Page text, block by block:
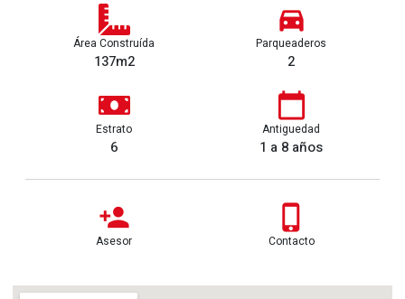
Área Construída
137m2
Parqueaderos
2
Estrato
6
Antiguedad
1 a 8 años
Asesor Contacto